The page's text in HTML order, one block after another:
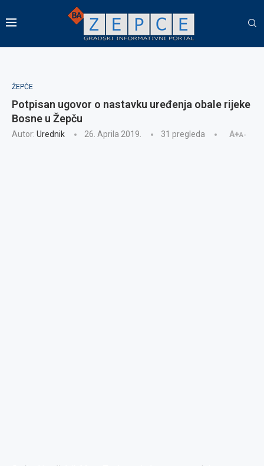
ŽEPČE
Potpisan ugovor o nastavku uređenja obale rijeke
Bosne u Žepču
Autor: Urednik 26. Aprila 2019. 31 pregleda A+A-